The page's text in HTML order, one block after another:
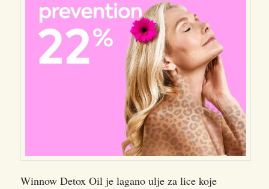
Winnow Detox Oil je lagano ulje za lice koje